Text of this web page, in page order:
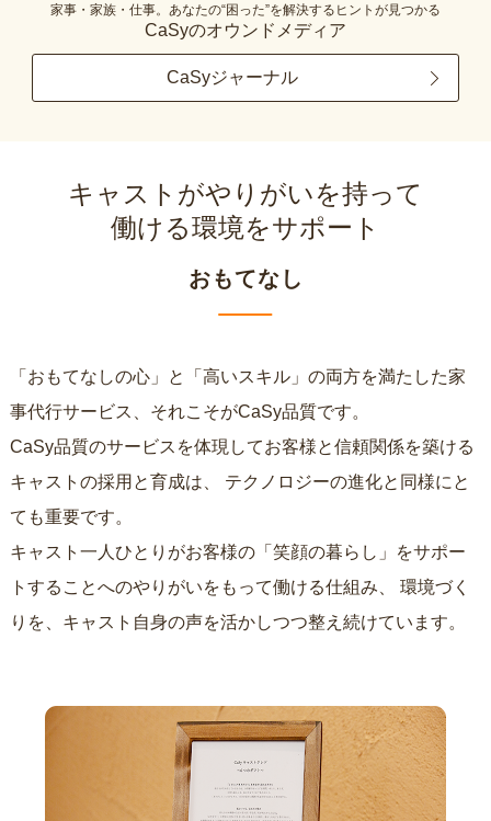
家事・家族・仕事。あなたの“困った”を解決するヒントが見つかる
CaSyのオウンドメディア
CaSyジャーナル
キャストがやりがいを持って
働ける環境をサポート
おもてなし
「おもてなしの心」と「高いスキル」の両方を満たした家
事代行サービス、それこそがCaSy品質です。
CaSy品質のサービスを体現してお客様と信頼関係を築ける
キャストの採用と育成は、
ても重要です。
キャスト一人ひとりがお客様の「笑顔の暮らし」をサポー
トすることへのやりがいをもって働ける仕組み、
りを、キャスト自身の声を活かしつつ整え続けています。